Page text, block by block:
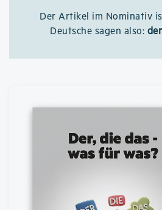
Der Artikel im Nominativ
Deutsche sagen also: